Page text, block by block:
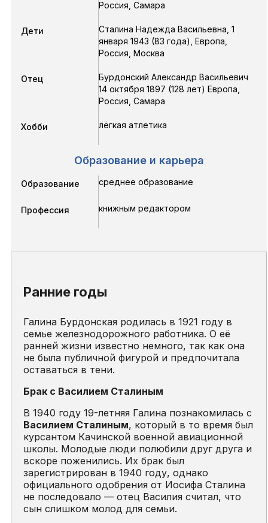
Россия, Самара
Дети Сталина Надежда Васильевна 1
января 1943 (83 года), Европа,
Россия, Москва
Отец
Бурдонский Александр Васильевич
14 октября 1897 (128 лет) Европа,
Россия, Самара
Хобби лёгкая атлетика
Образование и карьера
Образование среднее образование
Профессия книжным редактором
Ранние годы
Галина Бурдонская родилась в 1921 году в
семье железнодорожного работника. О её
ранней жизни известно немного, так как она
не была публичной фигурой и предпочитала
оставаться в тени.
Брак с Василием Сталиным
В 1940 году 19-летняя Галина познакомилась с
Василием Сталиным, который в то время был
курсантом Качинской военной авиационной
школы. Молодые люди полюбили друг друга и
вскоре поженились. Их брак был
зарегистрирован в 1940 году, однако
официального одобрения от Иосифа Сталина
не последовало — отец Василия считал, что
сын слишком молод для семьи.